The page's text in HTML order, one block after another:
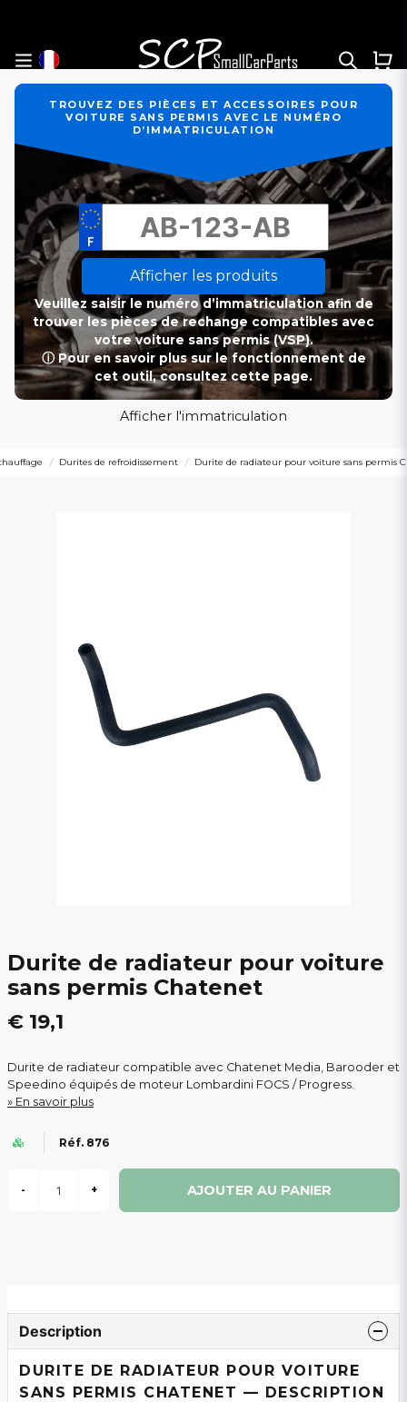
TROUVEZ DES PIÈCES ET ACCESSOIRES POUR
VOITURE SANS PERMIS AVEC LE NUMÉRO
D’IMMATRICULATION
Afficher les produits
Veuillez saisir le numéro d’immatriculation afin de
trouver les pièces de rechange compatibles avec
votre voiture sans permis (VSP).
ⓘ Pour en savoir plus sur le fonctionnement de
cet outil, consultez cette page.
Afficher l'immatriculation
Durites de refroidissement Durite de radiateur pour voiture sans permis
Durite de radiateur pour voiture
sans permis Chatenet
€ 19,1
Durite de radiateur compatible avec Chatenet Media, Barooder et
Speedino équipés de moteur Lombardini FOCS / Progress.
En savoir plus
Réf. 876
- + AJOUTER AU PANIER
Description
DURITE DE RADIATEUR POUR VOITURE
SANS PERMIS CHATENET — DESCRIPTION